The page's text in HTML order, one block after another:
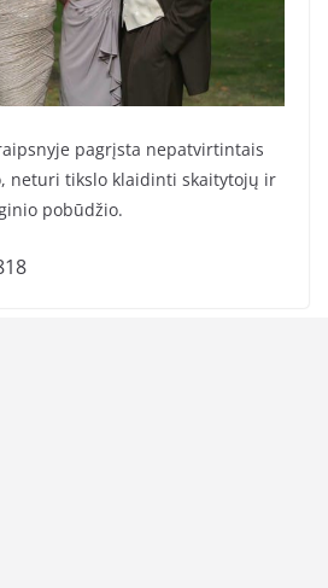
pagrįsta nepatvirtintais
neturi tikslo klaidinti skaitytojų ir
pobūdžio.